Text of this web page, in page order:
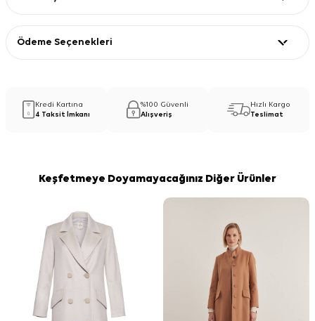
Ödeme Seçenekleri
Kredi Kartına
4 Taksit İmkanı
%100 Güvenli
Alışveriş
Hızlı Kargo
Teslimat
Keşfetmeye Doyamayacağınız Diğer Ürünler